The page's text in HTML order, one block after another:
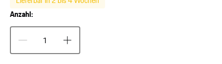
Anzahl: